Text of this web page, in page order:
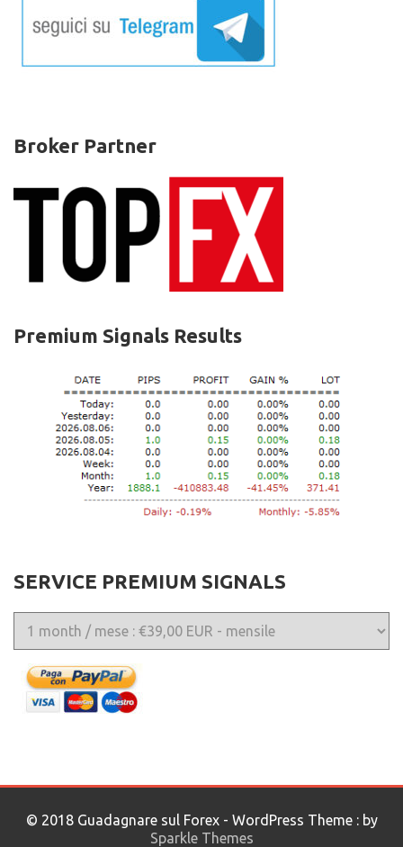
Broker Partner
Premium Signals Results
SERVICE PREMIUM SIGNALS
© 2018 Guadagnare sul Forex - WordPress Theme : by
Sparkle Themes